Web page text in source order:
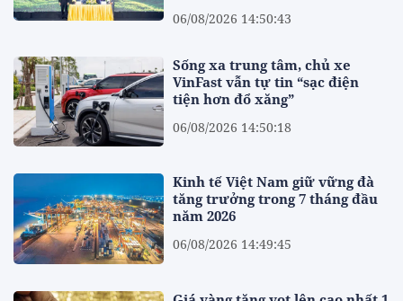
06/08/2026 14:50:43
Sống xa trung tâm, chủ xe
VinFast vẫn tự tin “sạc điện
tiện hơn đổ xăng”
06/08/2026 14:50:18
Kinh tế Việt Nam giữ vững đà
tăng trưởng trong 7 tháng đầu
năm 2026
06/08/2026 14:49:45